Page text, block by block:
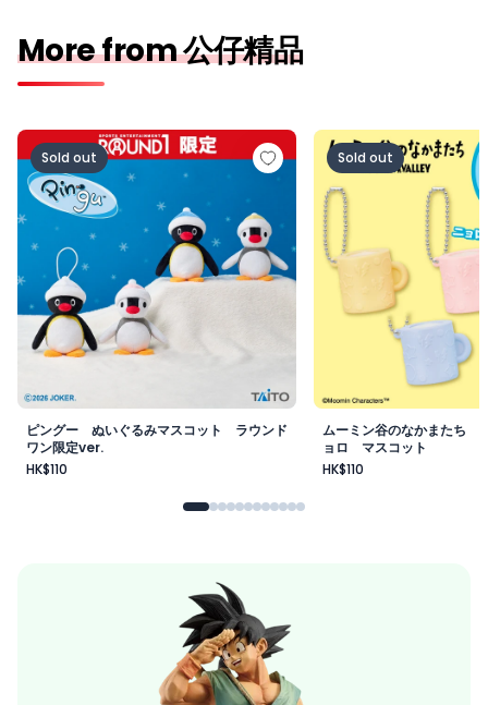
More from 公仔精品
ピングー ぬいぐるみマスコット ラウンドワン限定ver.
Sold out
ピングー ぬいぐるみマスコット ラウンド
ワン限定ver.
HK$110
ムーミン谷のなかま
Sold out
ムーミン谷のなかまたち
ョロ マスコット
HK$110